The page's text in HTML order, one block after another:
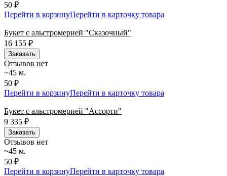
50 ₽
Перейти в корзинуПерейти в карточку товара
Букет с альстромерией "Сказочный"
16 155 ₽
Заказать
Отзывов нет
~45 м.
50 ₽
Перейти в корзинуПерейти в карточку товара
Букет с альстромерией "Ассорти"
9 335 ₽
Заказать
Отзывов нет
~45 м.
50 ₽
Перейти в корзинуПерейти в карточку товара